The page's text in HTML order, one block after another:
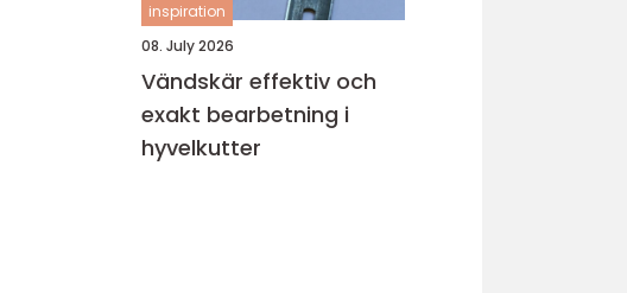
inspiration
08. July 2026
Vändskär effektiv och
exakt bearbetning i
hyvelkutter